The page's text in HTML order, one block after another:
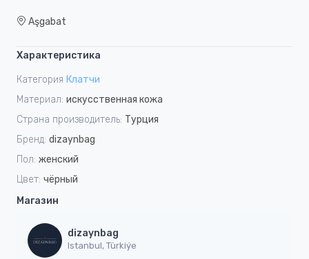
Aşgabat
Характеристика
Категория Клатчи
Материал: искусственная кожа
Страна производитель: Турция
Бренд: dizaynbag
Пол: женский
Цвет: чёрный
Магазин
dizaynbag
Istanbul, Türkiýe